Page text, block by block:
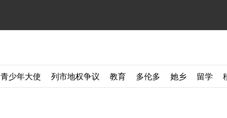
青少年大使 列市地权争议 教育 多伦多 她乡 留学